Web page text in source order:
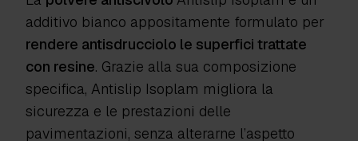
additivo bianco appositamente formulato per
rendere antisdrucciolo le superfici trattate
con resine. Grazie alla sua composizione
specifica, Antislip Isoplam migliora la
sicurezza e le prestazioni delle
pavimentazioni, senza alterarne l’aspetto